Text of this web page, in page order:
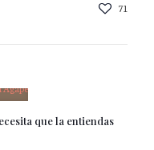
71
que la entiendas